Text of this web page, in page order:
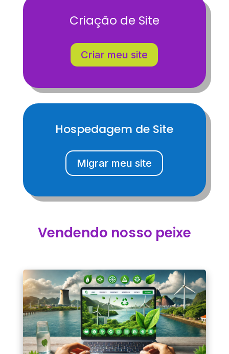
Criação de Site
Criar meu site
Hospedagem de Site
Migrar meu site
Vendendo nosso peixe